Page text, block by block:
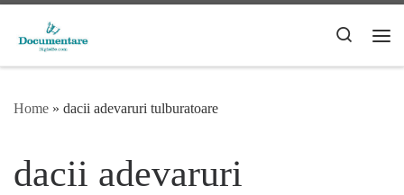
Skip to content
Search
Home » dacii adevaruri tulburatoare
dacii adevaruri